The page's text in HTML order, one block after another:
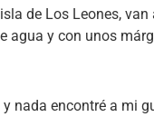
de Los Leones,
y con unos
nada encontré a mi